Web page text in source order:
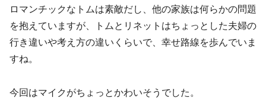
ロマンチックなトムは素敵だし、他の家族は何らかの問題
を抱えていますが、トムとリネットはちょっとした夫婦の
行き違いや考え方の違いくらいで、幸せ路線を歩んでいま
すね。
今回はマイクがちょっとかわいそうでした。